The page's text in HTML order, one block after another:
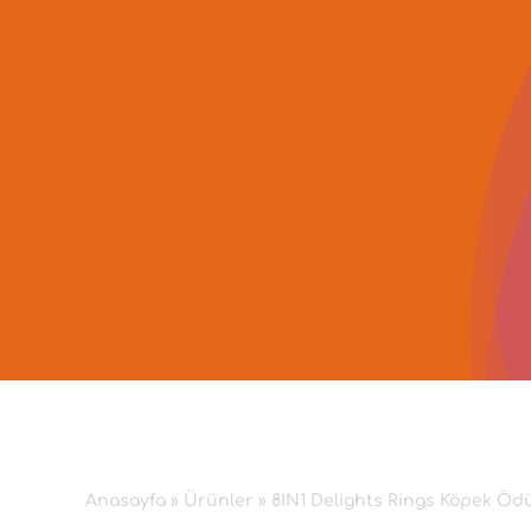
Anasayfa» Ürünler » 8IN1 Delights Rings Köpek